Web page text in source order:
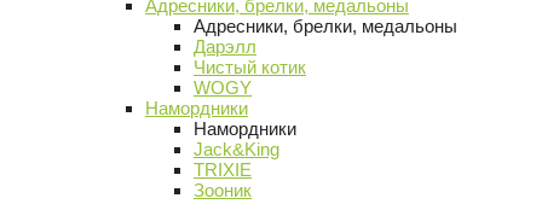
Адресники, брелки, медальоны
Адресники, брелки, медальоны
Дарэлл
Чистый котик
WOGY
Намордники
Намордники
Jack&King
TRIXIE
Зооник